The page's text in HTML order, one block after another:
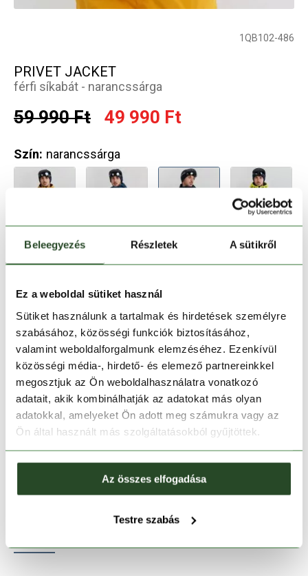
Beleegyezés Részletek A sütikről
Ez a weboldal sütiket használ
Sütiket használunk a tartalmak és hirdetések személyre
szabásához, közösségi funkciók biztosításához,
valamint weboldalforgalmunk elemzéséhez. Ezenkívül
közösségi média-, hirdető- és elemező partnereinkkel
megosztjuk az Ön weboldalhasználatra vonatkozó
adatait, akik kombinálhatják az adatokat más olyan
adatokkal, amelyeket Ön adott meg számukra vagy az
Ön által használt más szolgáltatásokból gyűjtöttek.
Az összes elfogadása
Testre szabás
1QB102-486
PRIVET JACKET
férfi síkabát - narancssárga
59 990 Ft 49 990 Ft
Szín: narancssárga
XXL XXXL
Kosárba teszem
Melyik üzletben elérhető|Foglalás
30 napos visszaküldés
1-2 munkanapos szállítás